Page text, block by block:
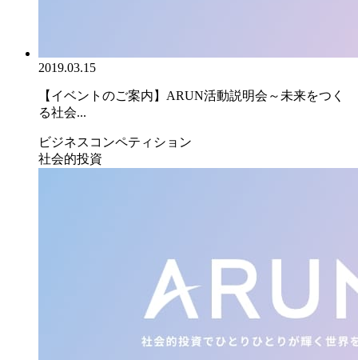
2019.03.15
【イベントのご案内】ARUN活動説明会～未来をつく
る社会...
ビジネスコンペティション
社会的投資